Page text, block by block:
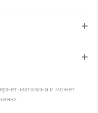
магазина и может